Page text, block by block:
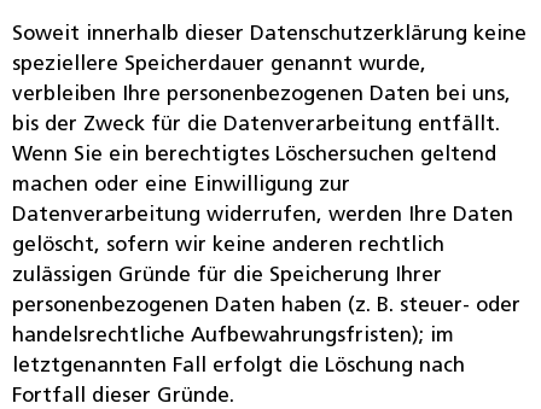
Soweit innerhalb dieser Datenschutzerklärung keine
speziellere Speicherdauer genannt wurde,
verbleiben Ihre personenbezogenen Daten bei uns,
bis der Zweck für die Datenverarbeitung entfällt.
Wenn Sie ein berechtigtes Löschersuchen geltend
machen oder eine Einwilligung zur
Datenverarbeitung widerrufen, werden Ihre Daten
gelöscht, sofern wir keine anderen rechtlich
zulässigen Gründe für die Speicherung Ihrer
personenbezogenen Daten haben (z. B. steuer- oder
handelsrechtliche Aufbewahrungsfristen); im
letztgenannten Fall erfolgt die Löschung nach
Fortfall dieser Gründe.